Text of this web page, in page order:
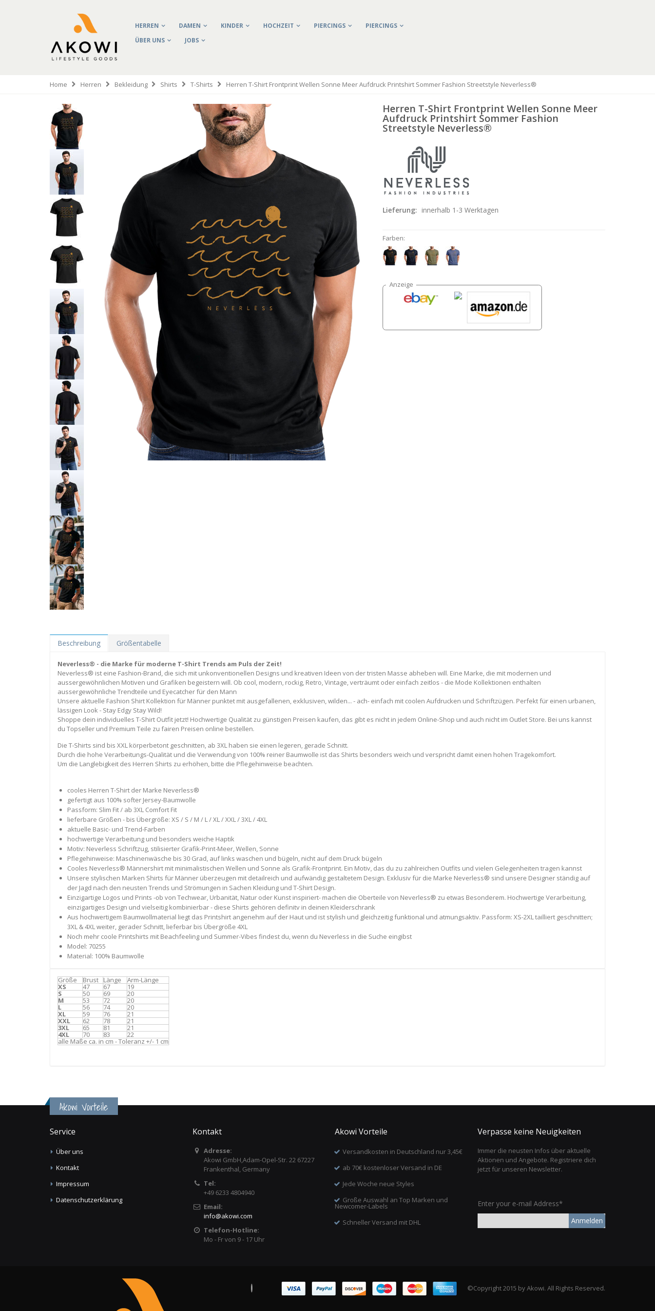
HERREN DAMEN KINDER HOCHZEIT PIERCINGS
PIERCINGS
ÜBER UNS
JOBS
Home Herren Bekleidung Shirts T-Shirts Herren T-Shirt Frontprint Wellen Sonne Meer Aufdruck Printshirt Sommer Fashion Streetstyle Neverless®
Herren T-Shirt Frontprint Wellen Sonne Meer
Aufdruck Printshirt Sommer Fashion
Streetstyle Neverless®
Lieferung: innerhalb 1-3 Werktagen
Farben:
Beschreibung Größentabelle
Neverless® - die Marke für moderne T-Shirt Trends am Puls der Zeit!
Neverless® ist eine Fashion-Brand, die sich mit unkonventionellen Designs und kreativen Ideen von der tristen Masse abheben will. Eine Marke, die mit modernen und
aussergewöhnlichen Motiven und Grafiken begeistern will. Ob cool, modern, rockig, Retro, Vintage, verträumt oder einfach zeitlos - die Mode Kollektionen enthalten
aussergewöhnliche Trendteile und Eyecatcher für den Mann
Unsere aktuelle Fashion Shirt Kollektion für Männer punktet mit ausgefallenen, exklusiven, wilden... - ach- einfach mit coolen Aufdrucken und Schriftzügen. Perfekt für einen urbanen,
lässigen Look - Stay Edgy Stay Wild!
Shoppe dein individuelles T-Shirt Outfit jetzt! Hochwertige Qualität zu günstigen Preisen kaufen, das gibt es nicht in jedem Online-Shop und auch nicht im Outlet Store. Bei uns kannst
du Topseller und Premium Teile zu fairen Preisen online bestellen.
Die T-Shirts sind bis XXL körperbetont geschnitten, ab 3XL haben sie einen legeren, gerade Schnitt.
Durch die hohe Verarbeitungs-Qualität und die Verwendung von 100% reiner Baumwolle ist das Shirts besonders weich und verspricht damit einen hohen Tragekomfort.
Um die Langlebigkeit des Herren Shirts zu erhöhen, bitte die Pflegehinweise beachten.
cooles Herren T-Shirt der Marke Neverless®
gefertigt aus 100% softer Jersey-Baumwolle
Passform: Slim Fit / ab 3XL Comfort Fit
lieferbare Größen - bis Übergröße: XS / S / M / L / XL / XXL / 3XL / 4XL
aktuelle Basic- und Trend-Farben
hochwertige Verarbeitung und besonders weiche Haptik
Motiv: Neverless Schriftzug, stilisierter Grafik-Print-Meer, Wellen, Sonne
Pflegehinweise: Maschinenwäsche bis 30 Grad, auf links waschen und bügeln, nicht auf dem Druck bügeln
Cooles Neverless® Männershirt mit minimalistischen Wellen und Sonne als Grafik-Frontprint. Ein Motiv, das du zu zahlreichen Outfits und vielen Gelegenheiten tragen kannst
Unsere stylischen Marken Shirts für Männer überzeugen mit detailreich und aufwändig gestaltetem Design. Exklusiv für die Marke Neverless® sind unsere Designer ständig auf
der Jagd nach den neusten Trends und Strömungen in Sachen Kleidung und T-Shirt Design.
Einzigartige Logos und Prints -ob von Techwear, Urbanität, Natur oder Kunst inspiriert- machen die Oberteile von Neverless® zu etwas Besonderem. Hochwertige Verarbeitung,
einzigartiges Design und vielseitig kombinierbar - diese Shirts gehören definitv in deinen Kleiderschrank
Aus hochwertigem Baumwollmaterial liegt das Printshirt angenehm auf der Haut und ist stylish und gleichzeitig funktional und atmungsaktiv. Passform: XS-2XL tailliert geschnitten;
3XL & 4XL weiter, gerader Schnitt, lieferbar bis Übergröße 4XL
Noch mehr coole Printshirts mit Beachfeeling und Summer-Vibes findest du, wenn du Neverless in die Suche eingibst
Model: 70255
Material: 100% Baumwolle
Größe Brust Länge Arm-Länge
XS 47 67 19
S 50 69 20
M 53 72 20
L 56 74 20
XL 59 76 21
XXL 62 78 21
3XL 65 81 21
4XL 70 83 22
alle Maße ca. in cm - Toleranz +/- 1 cm
Akowi Vorteile
Service
Über uns
Kontakt
Impressum
Datenschutzerklärung
Kontakt
Adresse:
Akowi GmbH,Adam-Opel-Str. 22 67227
Frankenthal, Germany
Tel:
+49 6233 4804940
Email:
info@akowi.com
Telefon-Hotline:
Mo - Fr von 9 - 17 Uhr
Akowi Vorteile
Versandkosten in Deutschland nur 3,45€
ab 70€ kostenloser Versand in DE
Jede Woche neue Styles
Große Auswahl an Top Marken und
Newcomer-Labels
Schneller Versand mit DHL
Verpasse keine Neuigkeiten
Immer die neusten Infos über aktuelle
Aktionen und Angebote. Registriere dich
jetzt für unseren Newsletter.
Enter your e-mail Address*
Anmelden
©Copyright 2015 by Akowi. All Rights Reserved.